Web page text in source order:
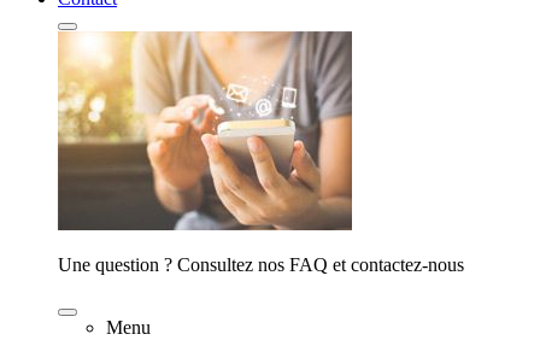
Une question ? Consultez nos FAQ et contactez-nous
Menu